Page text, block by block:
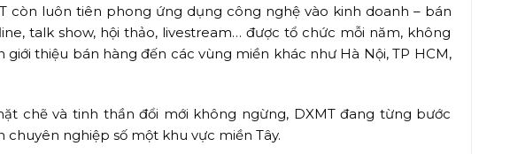
còn luôn tiên phong ứng dụng công nghệ vào kinh doanh – bán
talk show, hội thảo, livestream… được tổ chức mỗi năm, không
thiệu bán hàng đến các vùng miền khác như Hà Nội, TP HCM,
chẽ và tinh thần đổi mới không ngừng, DXMT đang từng bước
nghiệp số một khu vực miền Tây.